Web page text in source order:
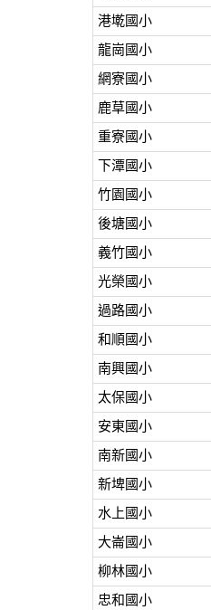
港墘國小
龍崗國小
網寮國小
鹿草國小
重寮國小
下潭國小
竹園國小
後塘國小
義竹國小
光榮國小
過路國小
和順國小
南興國小
太保國小
安東國小
南新國小
新埤國小
水上國小
大崙國小
柳林國小
忠和國小